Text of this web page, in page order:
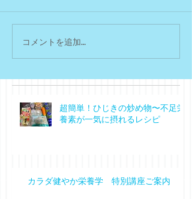
コメントを追加…
超簡単！ひじきの炒め物〜不足栄
養素が一気に摂れるレシピ
カラダ健やか栄養学 特別講座ご案内